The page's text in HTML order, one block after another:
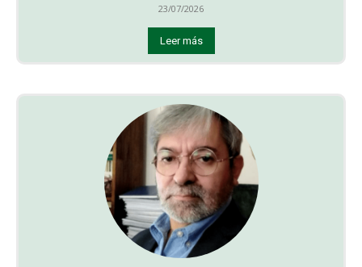
23/07/2026
Leer más